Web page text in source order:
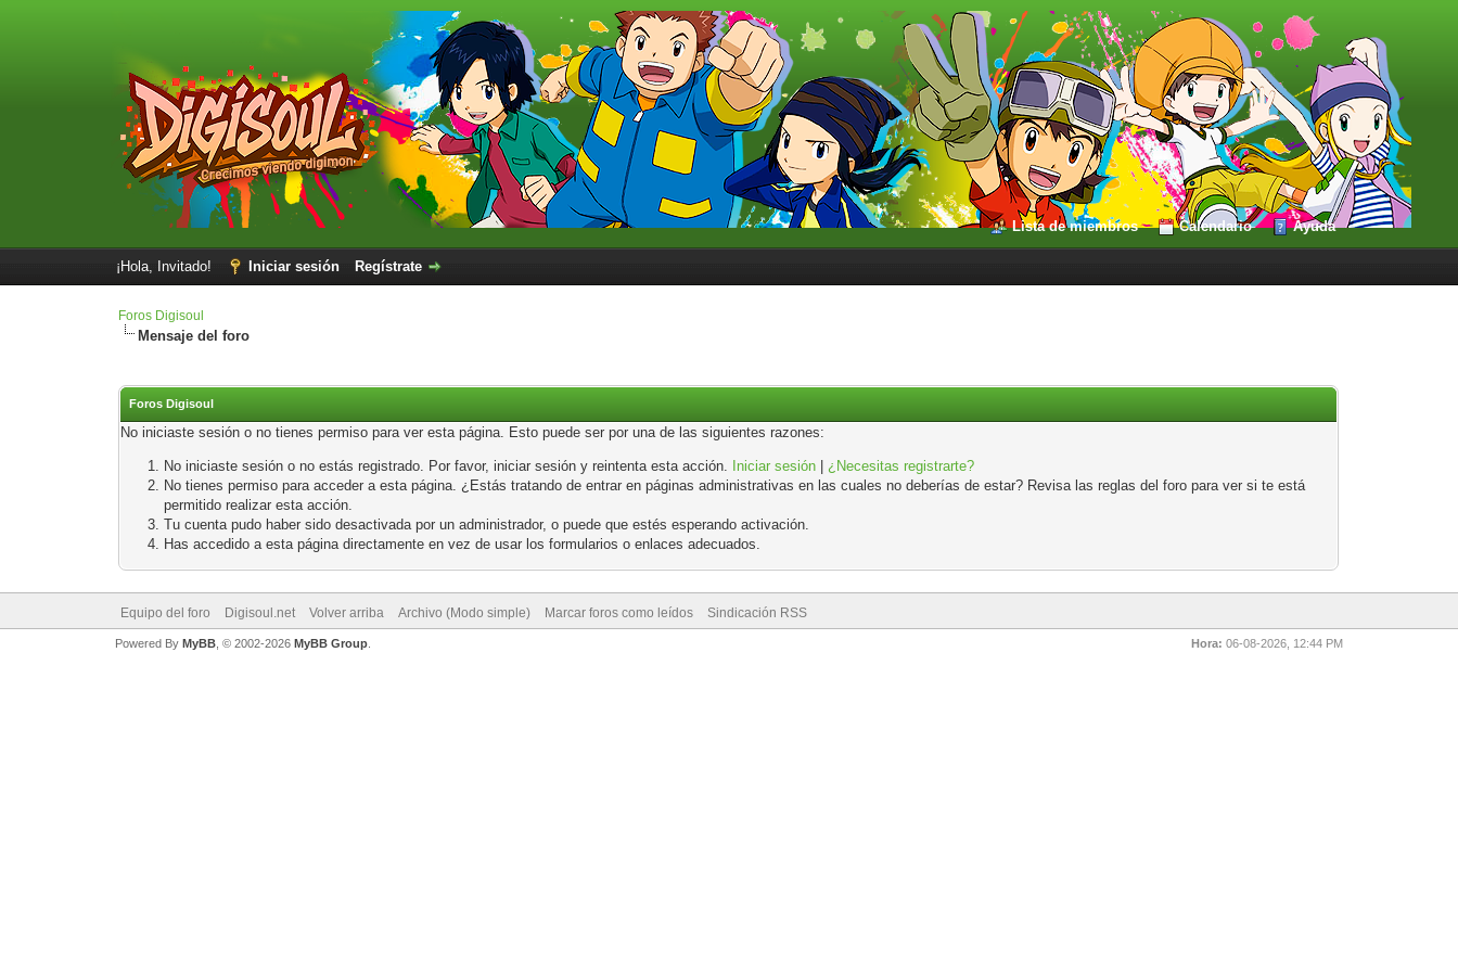
Lista de miembros Calendario Ayuda
¡Hola, Invitado! Iniciar sesión Regístrate
Foros Digisoul
Mensaje del foro
Foros Digisoul
No iniciaste sesión o no tienes permiso para ver esta página. Esto puede ser por una de las siguientes razones:
No iniciaste sesión o no estás registrado. Por favor, iniciar sesión y reintenta esta acción. Iniciar sesión |¿Necesitas registrarte?
No tienes permiso para acceder a esta página. ¿Estás tratando de entrar en páginas administrativas en las cuales no deberías de estar? Revisa las reglas del foro para ver si te está
permitido realizar esta acción.
Tu cuenta pudo haber sido desactivada por un administrador, o puede que estés esperando activación.
Has accedido a esta página directamente en vez de usar los formularios o enlaces adecuados.
Equipo del foro Digisoul.net Volver arriba Archivo (Modo simple) Marcar foros como leídos Sindicación RSS
Hora: 06-08-2026, 12:44 PM
Powered By MyBB, © 2002-2026 MyBB Group.